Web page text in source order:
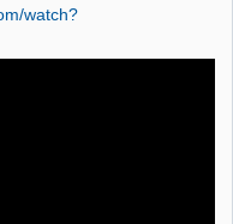
watch?